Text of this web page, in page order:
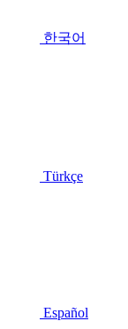
한국어
Türkçe
Español